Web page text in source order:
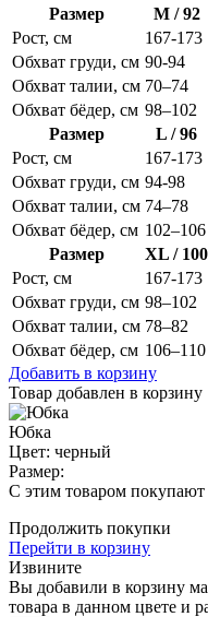
Размер
M / 92
Рост, см
167-173
Обхват груди, см 90-94
Обхват талии, см 70–74
Обхват бёдер, см 98–102
Размер
L / 96
Рост, см
167-173
Обхват груди, см 94-98
Обхват талии, см 74–78
Обхват бёдер, см 102–106
Размер
XL / 100
Рост, см
167-173
Обхват груди, см 98–102
Обхват талии, см 78–82
Обхват бёдер, см 106–110
Добавить в корзину
Товар добавлен в корзину
Юбка
Цвет: черный
Размер:
С этим товаром покупают
Продолжить покупки
Перейти в корзину
Извините
Вы добавили в корзину
товара в данном цвете и